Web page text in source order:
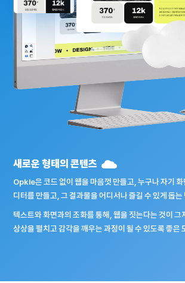
새로운 형태의 콘텐츠
Opkle은 코드 없이 웹을 마음껏 만들고, 누구나 자기 화
디터를 만들고, 그 결과물을 어디서나 즐길 수 있게 돕는
텍스트와 화면과의 조화를 통해, 웹을 짓는다는 것이 그
상상을 펼치고 감각을 깨우는 과정이 될 수 있도록 좋은